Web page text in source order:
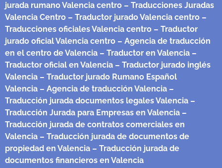
jurada rumano Valencia centro – Traducciones Juradas
Valencia Centro – Traductor jurado Valencia centro –
Traducciones oficiales Valencia centro – Traductor
jurado oficial Valencia centro – Agencia de traducción
en el centro de Valencia – Traductor en Valencia –
Traductor oficial en Valencia – Traductor jurado inglés
Valencia – Traductor jurado Rumano Español
Valencia – Agencia de traducción Valencia –
Traducción jurada documentos legales Valencia –
Traducción Jurada para Empresas en Valencia –
Traducción jurada de contratos comerciales en
Valencia – Traducción jurada de documentos de
propiedad en Valencia – Traducción jurada de
documentos financieros en Valencia